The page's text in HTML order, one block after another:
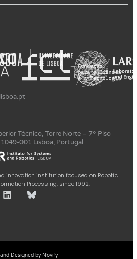
innovation institution focused on Robotic
Processing, since 1992.
Técnico, Torre Norte – 7º Piso
001 Lisboa, Portugal
Designed by Novify